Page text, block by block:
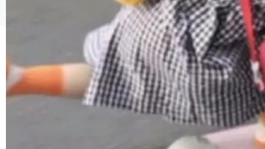
©OSCHINA(OSChina.NET) 京ICP备2025119063号